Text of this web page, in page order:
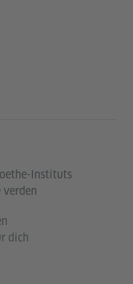
Instituts
dich